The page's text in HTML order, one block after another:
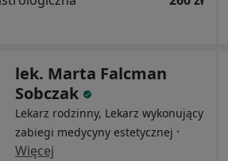
lek. Marta Falcman
Sobczak
Lekarz rodzinny, Lekarz wykonujący
zabiegi medycyny estetycznej ·
Więcej